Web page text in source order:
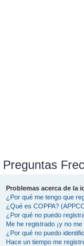
Preguntas
Problemas acerca de la
¿Por qué me tengo que
¿Qué es COPPA?
¿Por qué no puedo
Me he registrado ¡y no
¿Por qué no puedo
Hace un tiempo me